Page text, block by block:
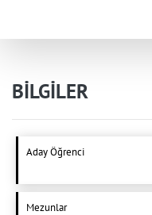
BİLGİLER
Aday Öğrenci
Mezunlar